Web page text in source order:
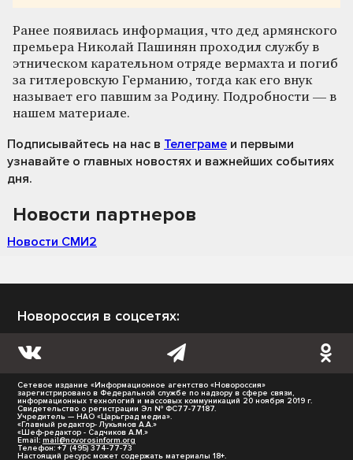
Ранее появилась информация, что дед армянского
премьера Николай Пашинян проходил службу в
этническом карательном отряде вермахта и погиб
за гитлеровскую Германию, тогда как его внук
называет его павшим за Родину. Подробности — в
нашем материале.
Подписывайтесь на нас в Телеграме и первыми
узнавайте о главных новостях и важнейших событиях
дня.
Новости партнеров
Новости СМИ2
Новороссия в соцсетях:
Сетевое издание «Информационное агентство «Новороссия»
зарегистрировано в Федеральной службе по надзору в сфере связи,
информационных технологий и массовых коммуникаций 20 ноября 2019 г.
Свидетельство о регистрации Эл № ФС77-77187.
Учредитель — НАО «Царьград медиа».
«Главный редактор- Лукьянов А.А.»
«Шеф-редактор - Садчиков А.М.»
Email: mail@novorosinform.org
Телефон: +7 (495) 374-77-73
Настоящий ресурс может содержать материалы 18+.